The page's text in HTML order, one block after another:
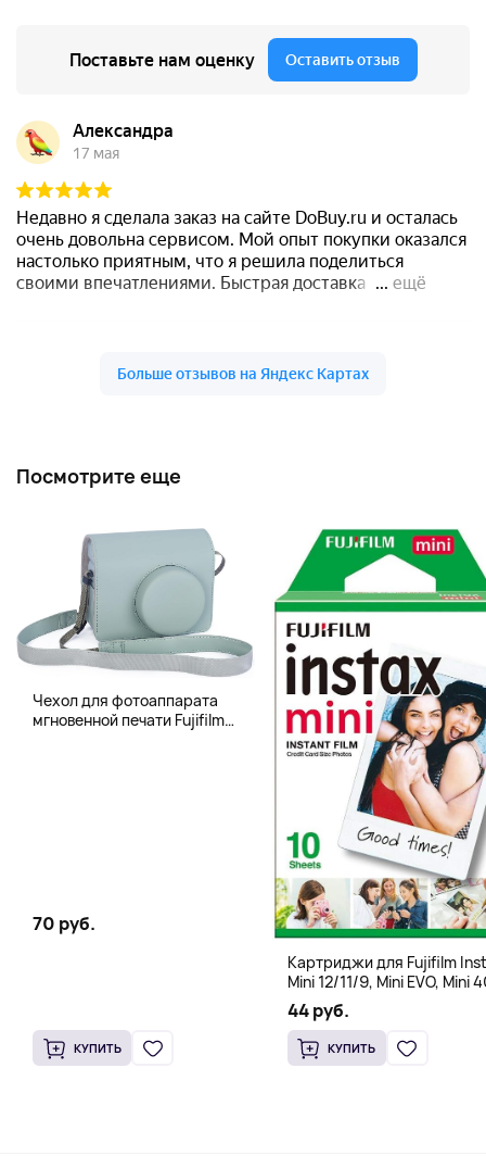
Посмотрите еще
Чехол для фотоаппарата
мгновенной печати Fujifilm
70 руб.
КУПИТЬ
Картриджи для Fujifilm
Mini 12/11/9, Mini EVO, Mini
Mini Liplay, Mini Link, Mini 90
instant, 10 штук
44 руб.
КУПИТЬ